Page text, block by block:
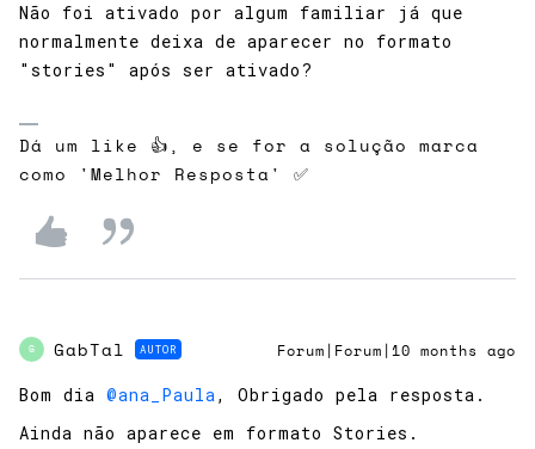
Não foi ativado por algum familiar já que
normalmente deixa de aparecer no formato
"stories" após ser ativado?
Dá um like 👍, e se for a solução marca
como 'Melhor Resposta' ✅
G GabTal AUTOR Forum|Forum|10 months ago
Bom dia ​ @ana_Paula, Obrigado pela resposta.
Ainda não aparece em formato Stories.